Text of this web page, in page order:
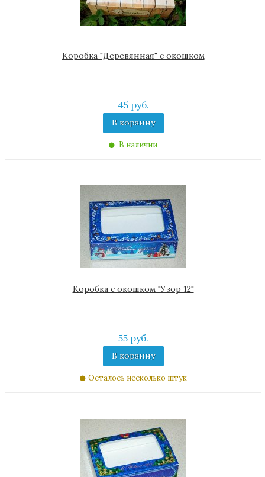
Коробка "Деревянная" с окошком
45 руб.
В корзину
В наличии
Коробка с окошком "Узор 12"
55 руб.
В корзину
Осталось несколько штук